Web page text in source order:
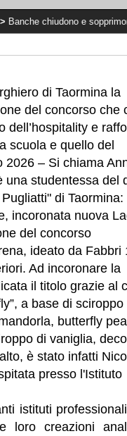
e sopprimono i servizi
di Taormina la
del concorso che
dell’hospitality e
scuola e quello del
2026 – Si chiama
una studentessa del
di
incoronata nuova
del concorso
ideato da Fabbri
Ad incoronare la
il titolo grazie al
a base di sciroppo
butterfly
di vaniglia,
è stato infatti
presso l'Istituto
istituti
loro creazioni